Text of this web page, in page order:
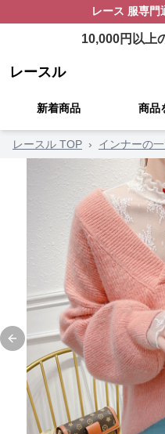
レース 服専門
10,000円以上
レースル
新着商品 商品
レースル TOP › インナーの
Previous slide